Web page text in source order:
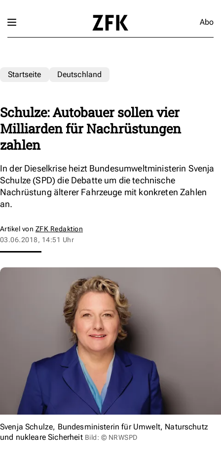
Abo
Startseite Deutschland
Schulze: Autobauer sollen vier
Milliarden für Nachrüstungen
zahlen
In der Dieselkrise heizt Bundesumweltministerin Svenja
Schulze (SPD) die Debatte um die technische
Nachrüstung älterer Fahrzeuge mit konkreten Zahlen
an.
Artikel von ZFK Redaktion
03.06.2018, 14:51 Uhr
Svenja Schulze, Bundesministerin für Umwelt, Naturschutz
und nukleare Sicherheit Bild: © NRWSPD